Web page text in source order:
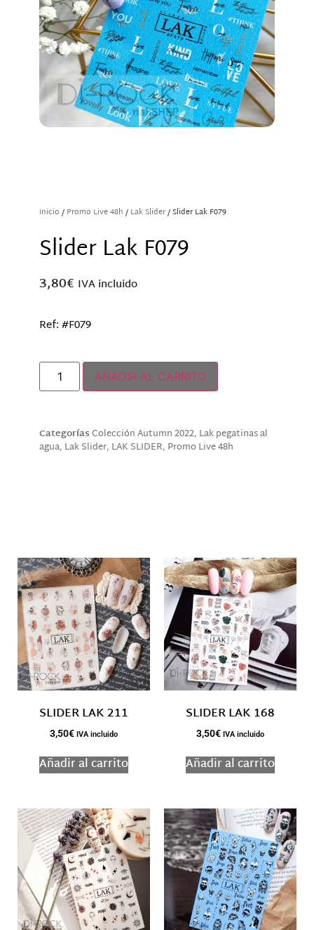
Inicio / Promo Live 48h / Lak Slider/ Slider Lak F079
Slider Lak F079
3,80€ IVA incluido
Ref: #F079
AÑADIR AL CARRITO
CategoríasColección Autumn 2022, Lak pegatinas al
agua, Lak Slider, LAK SLIDER, Promo Live 48h
SLIDER LAK 211
3,50€ IVA incluido
Añadir al carrito
SLIDER LAK 168
3,50€ IVA incluido
Añadir al carrito